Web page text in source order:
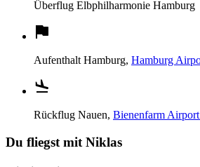
Überflug Elbphilharmonie Hamburg
Aufenthalt Hamburg, Hamburg
Rückflug Nauen, Bienenfarm
Du fliegst mit Niklas